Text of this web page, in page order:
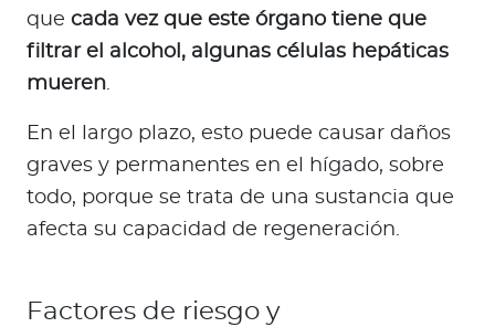
que cada vez que este órgano tiene que
filtrar el alcohol, algunas células hepáticas
mueren.
En el largo plazo, esto puede causar daños
graves y permanentes en el hígado, sobre
todo, porque se trata de una sustancia que
afecta su capacidad de regeneración.
Factores de riesgo y